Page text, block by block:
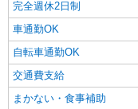
完全週休2日制
車通勤OK
自転車通勤OK
交通費支給
まかない・食事補助